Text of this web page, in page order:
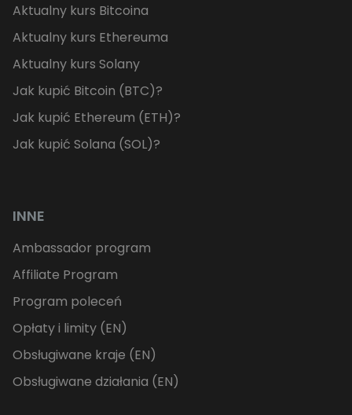
Aktualny kurs Bitcoina
Aktualny kurs Ethereuma
Aktualny kurs Solany
Jak kupić Bitcoin (BTC)?
Jak kupić Ethereum (ETH)?
Jak kupić Solana (SOL)?
INNE
Ambassador program
Affiliate Program
Program poleceń
Opłaty i limity (EN)
Obsługiwane kraje (EN)
Obsługiwane działania (EN)